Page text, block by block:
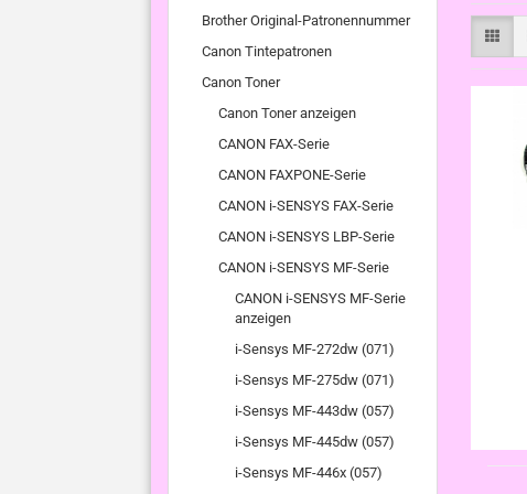
Brother Original-Patronennummer
Canon Tintepatronen
Canon Toner
Canon Toner anzeigen
CANON FAX-Serie
CANON FAXPONE-Serie
CANON i-SENSYS FAX-Serie
CANON i-SENSYS LBP-Serie
CANON i-SENSYS MF-Serie
CANON i-SENSYS MF-Serie
anzeigen
i-Sensys MF-272dw (071)
i-Sensys MF-275dw (071)
i-Sensys MF-443dw (057)
i-Sensys MF-445dw (057)
i-Sensys MF-446x (057)